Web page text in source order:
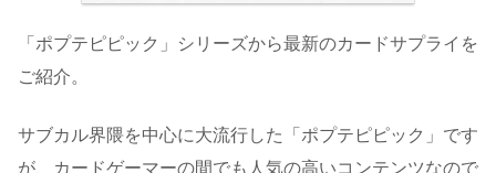
「ポプテピピック」シリーズから最新のカードサプライを
ご紹介。
サブカル界隈を中心に大流行した「ポプテピピック」です
が、カードゲーマーの間でも人気の高いコンテンツなので